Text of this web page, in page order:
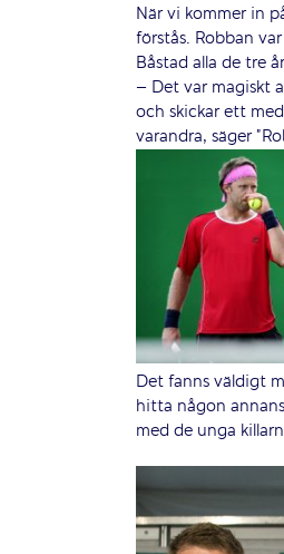
När vi kommer in
förstås. Robban
Båstad alla de tre
– Det var magiskt
och skickar ett
varandra, säger
Det fanns väldigt
hitta någon
med de unga